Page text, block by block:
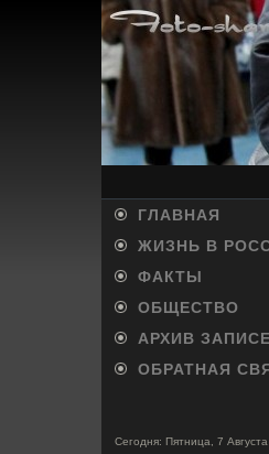
ГЛАВНАЯ
ЖИЗНЬ В
ФАКТЫ
ОБЩЕСТВО
АРХИВ
ОБРАТНАЯ
Сегодня: Пятница, 7 Августа